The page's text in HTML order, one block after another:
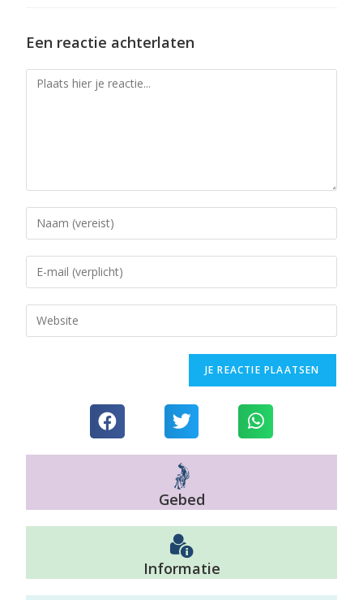
Een reactie achterlaten
Gebed
Informatie